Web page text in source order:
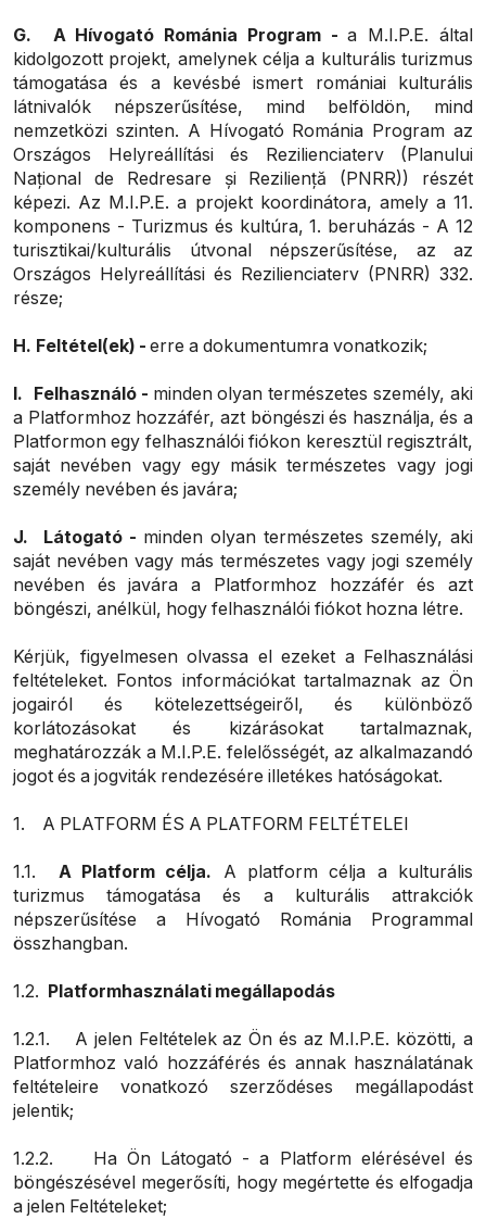
G. A Hívogató Románia Program -a M.I.P.E. által
kidolgozott projekt, amelynek célja a kulturális turizmus
támogatása és a kevésbé ismert romániai kulturális
látnivalók népszerűsítése, mind belföldön, mind
nemzetközi szinten. A Hívogató Románia Program az
Országos Helyreállítási és Rezilienciaterv (Planului
Național de Redresare și Reziliență (PNRR)) részét
képezi. Az M.I.P.E. a projekt koordinátora, amely a 11.
komponens - Turizmus és kultúra, 1. beruházás - A 12
turisztikai/kulturális útvonal népszerűsítése, az az
Országos Helyreállítási és Rezilienciaterv (PNRR) 332.
része;
H. Feltétel(ek) - erre a dokumentumra vonatkozik;
I. Felhasználó - minden olyan természetes személy, aki
a Platformhoz hozzáfér, azt böngészi és használja, és a
Platformon egy felhasználói fiókon keresztül regisztrált,
saját nevében vagy egy másik természetes vagy jogi
személy nevében és javára;
J. Látogató - minden olyan természetes személy, aki
saját nevében vagy más természetes vagy jogi személy
nevében és javára a Platformhoz hozzáfér és azt
böngészi, anélkül, hogy felhasználói fiókot hozna létre.
Kérjük, figyelmesen olvassa el ezeket a Felhasználási
feltételeket. Fontos információkat tartalmaznak az Ön
jogairól és kötelezettségeiről, és különböző
korlátozásokat és kizárásokat tartalmaznak,
meghatározzák a M.I.P.E. felelősségét, az alkalmazandó
jogot és a jogviták rendezésére illetékes hatóságokat.
1. A PLATFORM ÉS A PLATFORM FELTÉTELEI
1.1. A Platform célja. A platform célja a kulturális
turizmus támogatása és a kulturális attrakciók
népszerűsítése a Hívogató Románia Programmal
összhangban.
1.2. Platformhasználati megállapodás
1.2.1. A jelen Feltételek az Ön és az M.I.P.E. közötti, a
Platformhoz való hozzáférés és annak használatának
feltételeire vonatkozó szerződéses megállapodást
jelentik;
1.2.2. Ha Ön Látogató -a Platform elérésével és
böngészésével megerősíti, hogy megértette és elfogadja
a jelen Feltételeket;